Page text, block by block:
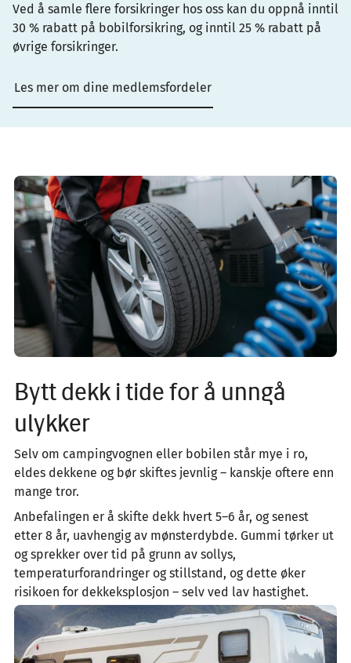
Ved å samle flere forsikringer hos oss kan du oppnå inntil
30 % rabatt på bobilforsikring, og inntil 25 % rabatt på
øvrige forsikringer.
Les mer om dine medlemsfordeler
Image
Bytt dekk i tide for å unngå
ulykker
Selv om campingvognen eller bobilen står mye i ro,
eldes dekkene og bør skiftes jevnlig – kanskje oftere enn
mange tror.
Anbefalingen er å skifte dekk hvert 5–6 år, og senest
etter 8 år, uavhengig av mønsterdybde. Gummi tørker ut
og sprekker over tid på grunn av sollys,
temperaturforandringer og stillstand, og dette øker
risikoen for dekkeksplosjon – selv ved lav hastighet.
Image